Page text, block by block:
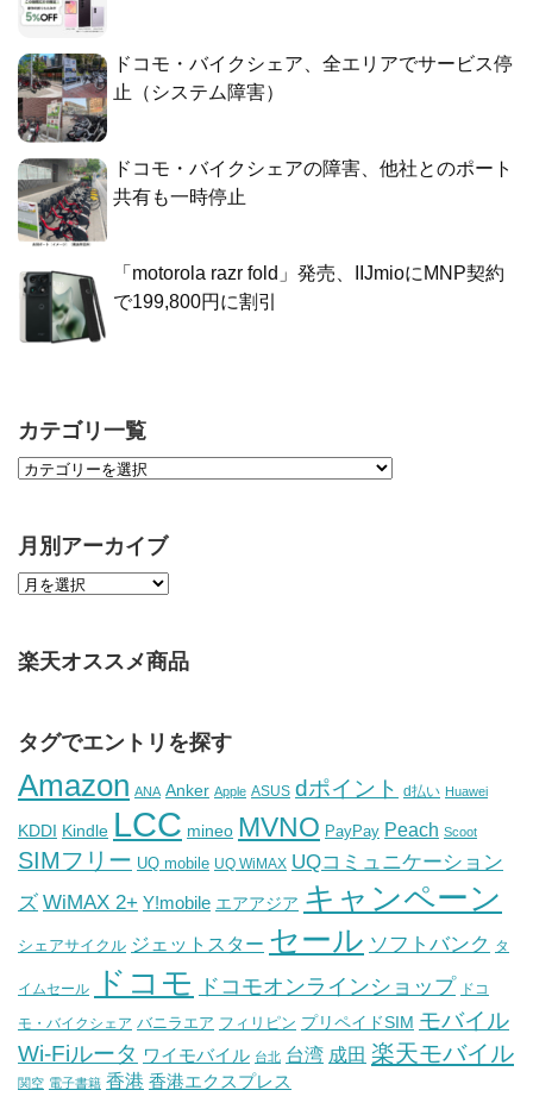
ドコモ・バイクシェア、全エリアでサービス停
止（システム障害）
ドコモ・バイクシェアの障害、他社とのポート
共有も一時停止
「motorola razr fold」発売、IIJmioにMNP契約
で199,800円に割引
カテゴリ一覧
月別アーカイブ
楽天オススメ商品
タグでエントリを探す
Amazon ANA Anker Apple ASUS dポイント d払い Huawei
KDDI Kindle LCC mineo MVNO PayPay Peach Scoot
SIMフリー UQ mobile UQ WiMAX UQコミュニケーション
ズ WiMAX 2+ Y!mobile エアアジア キャンペーン
シェアサイクル ジェットスター セール ソフトバンク タ
イムセール ドコモ ドコモオンラインショップ ドコ
モ・バイクシェア バニラエア フィリピン プリペイドSIM モバイル
Wi-Fiルータ ワイモバイル 台北 台湾 成田 楽天モバイル
関空 電子書籍 香港 香港エクスプレス